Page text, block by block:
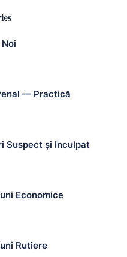
— Practică
Suspect și Inculpat
Economice
Rutiere